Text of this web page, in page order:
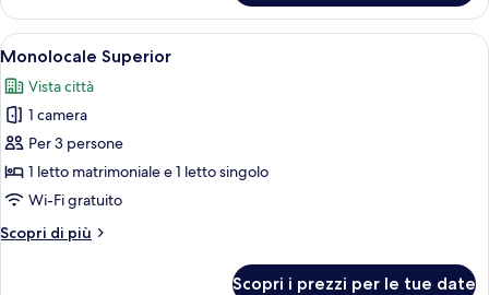
Apri
tutte
le
foto
per
Monolocale
Superior
Una camera d'albergo moderna
8
Monolocale Superior
Vista città
1 camera
Per 3 persone
1 letto matrimoniale e 1 letto singolo
Wi-Fi gratuito
Scopri di più
Altri
Scopri i prezzi per le tue date